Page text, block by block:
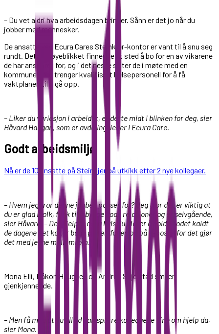
– Du vet aldri hva arbeidsdagen bringer. Sånn er det jo når du
jobber med mennesker.
De ansatte ved Ecura Cares Steinkjer-kontor er vant til å snu seg
rundt. Det ene øyeblikket finner de et sted å bo for en av vikarene
de har ansvaret for, og i det neste sitter de i møte med en
kommune som trenger kvalifisert helsepersonell for å få
vaktplanen til å gå opp.
– Liker du variasjon i arbeidet, er dette midt i blinken for deg, sier
Håvard Haugan, som er avdelingsleder i Ecura Care.
Godt arbeidsmiljø
Nå er de 10 ansatte på Steinkjer på utkikk etter 2 nye kollegaer.
– Hvem jeg tror denne jobben passer for? Jeg tror det er viktig at
du er glad i folk, flink til å bygge gode relasjoner og er selvgående,
sier Håvard. – Det hjelper også hvis du klarer å holde hodet kaldt
de dagene det koker både på telefonen og på e-post – for det gjør
det med jevne mellomrom.
Mona Elli, Håkon Haugnes og Andrea Skjelstad smiler
gjenkjennende.
– Men få med at du alltid kan spørre kollegaene dine om hjelp da,
sier Mona.